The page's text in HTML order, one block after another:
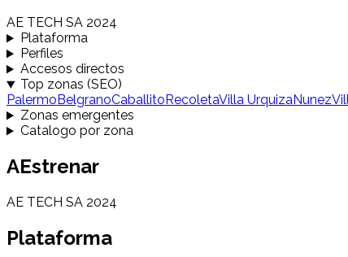
AE TECH SA 2024
Plataforma
Perfiles
Accesos directos
Top zonas (SEO)
Palermo BelgranoCaballito RecoletaVilla UrquizaNunez
Zonas emergentes
Catalogo por zona
AEstrenar
AE TECH SA 2024
Plataforma